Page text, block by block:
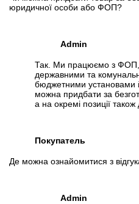
юридичної особи або ФОП?
Admin
Так. Ми працюємо з
державними та
бюджетними установами
можна придбати за
а на окремі позиції
Покупатель
Де можна ознайомитися з
Admin